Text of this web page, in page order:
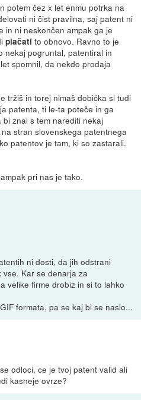
potem čez x let enmu potrka na
ni čist pravilna, saj patent ni
in ni neskončen ampak ga je
plačati to obnovo. Ravno to je
nekaj pogruntal, patentiral in
spomnil, da nekdo prodaja
tržiš in torej nimaš dobička si tudi
patenta, ti le-ta poteče in ga
znal s tem narediti nekaj
stran slovenskega patentnega
patentov je tam, ki so zastarali.
pri nas je tako.
ni dosti, da jih odstrani
Kar se denarja za
velike firme drobiz in si to lahko
formata, pa se kaj bi se naslo...
odloci, ce je tvoj patent valid ali
kasneje ovrze?